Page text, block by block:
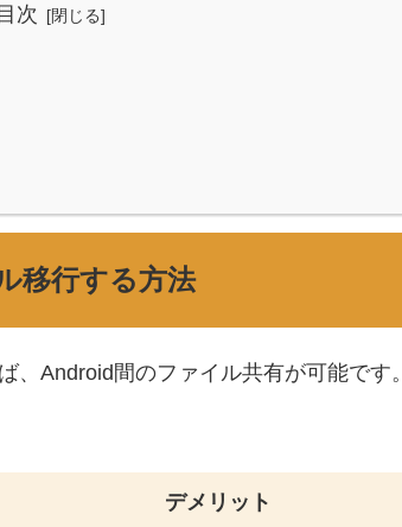
次
移行する方法
、Android間のファイル共有が可能です。
デメリット